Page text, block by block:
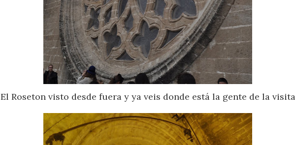
El Roseton visto desde fuera y ya veis donde está la gente de la visita